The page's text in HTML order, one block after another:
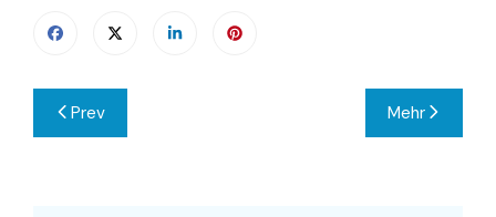
Beitragsnavigation
Prev Mehr